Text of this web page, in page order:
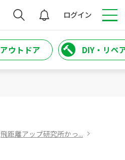
検索 ログイン
アウトドア DIY・リペ
飛距離アップ研究所かっ...